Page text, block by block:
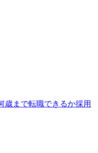
歳まで転職できるか採用